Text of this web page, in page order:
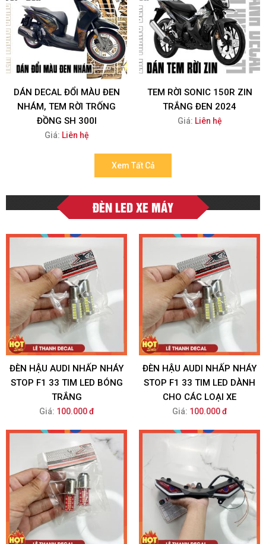
DÁN DECAL ĐỔI MÀU ĐEN
NHÁM, TEM RỜI TRỐNG
ĐỒNG SH 300I
Giá: Liên hệ
TEM RỜI SONIC 150R ZIN
TRẮNG ĐEN 2024
Giá: Liên hệ
Xem Tất Cả
ĐÈN LED XE MÁY
ĐÈN HẬU AUDI NHẤP NHÁY
STOP F1 33 TIM LED BÓNG
TRẮNG
Giá: 100.000 đ
ĐÈN HẬU AUDI NHẤP NHÁY
STOP F1 33 TIM LED DÀNH
CHO CÁC LOẠI XE
Giá: 100.000 đ